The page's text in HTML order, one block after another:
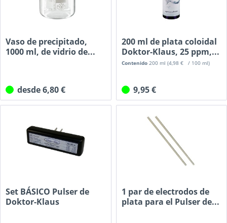
Vaso de precipitado,
1000 ml, de vidrio de...
desde 6,80 €
200 ml de plata coloidal
Doktor-Klaus, 25 ppm,...
Contenido 200 ml (4,98 € / 100 ml)
9,95 €
Set BÁSICO Pulser de
Doktor-Klaus
1 par de electrodos de
plata para el Pulser de...